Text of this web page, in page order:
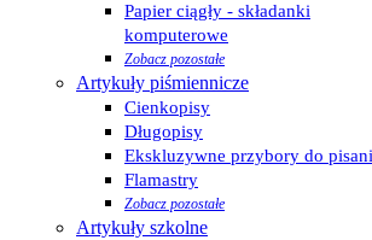
Papier ciągły - składanki
komputerowe
Zobacz pozostałe
Artykuły piśmiennicze
Cienkopisy
Długopisy
Ekskluzywne przybory do
Flamastry
Zobacz pozostałe
Artykuły szkolne